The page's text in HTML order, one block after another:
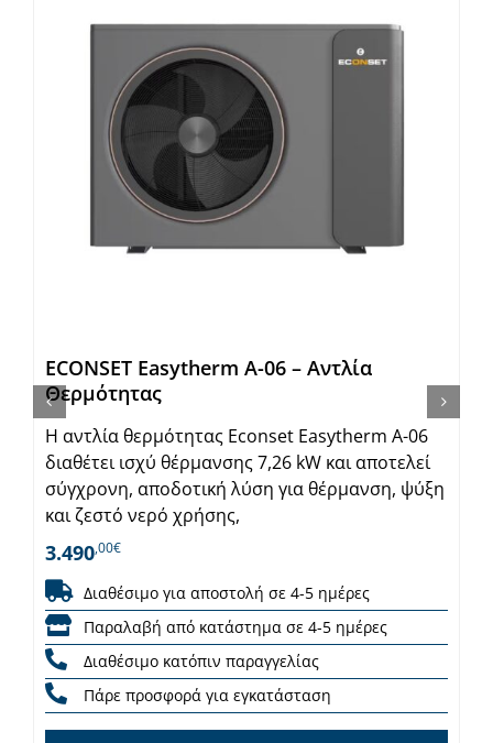
ECONSET Easytherm A-06 – Αντλία
Θερμότητας
Η αντλία θερμότητας Econset Easytherm A-06
διαθέτει ισχύ θέρμανσης 7,26 kW και αποτελεί
σύγχρονη, αποδοτική λύση για θέρμανση, ψύξη
και ζεστό νερό χρήσης,
3.490,00€
Διαθέσιμο για αποστολή σε 4-5 ημέρες
Παραλαβή από κατάστημα σε 4-5 ημέρες
Διαθέσιμο κατόπιν παραγγελίας
Πάρε προσφορά για εγκατάσταση